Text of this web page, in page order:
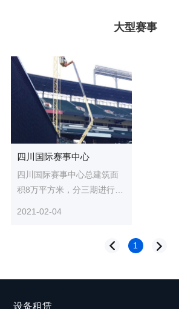
大型赛事
四川国际赛事中心
四川国际赛事中心总建筑面
积8万平方米，分三期进行。
2021-02-04
1
设备租赁